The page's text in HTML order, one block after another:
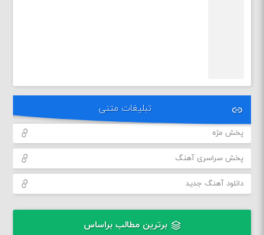
تبلیغات متنی
پخش مژه
پخش سراسری آهنگ
دانلود آهنگ جدید
برترین مطالب براساس